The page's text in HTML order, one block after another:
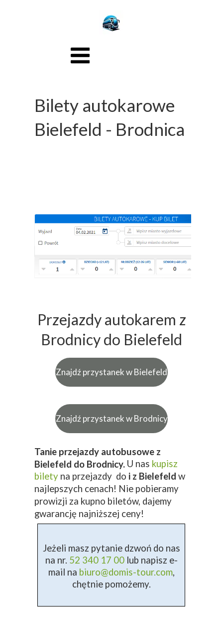
Znajdź przystanek w Bielefeld
Znajdź przystanek w Brodnicy
Przejazdy autokarem z
Brodnicy do Bielefeld
Tanie przejazdy autobusowe z
Bielefeld do Brodnicy. U nas kupisz
bilety na przejazdy do i z Bielefeld w
najlepszych cenach! Nie pobieramy
prowizji za kupno biletów, dajemy
gwarancję najniższej ceny!
Jeżeli masz pytanie dzwoń do nas
na nr. 52 340 17 00lub napisz e-
mail na biuro@domis-tour.com,
chętnie pomożemy.
Bilety autokarowe
Bielefeld - Brodnica